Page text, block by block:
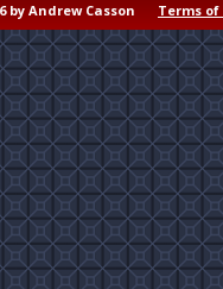
Andrew Casson Terms of